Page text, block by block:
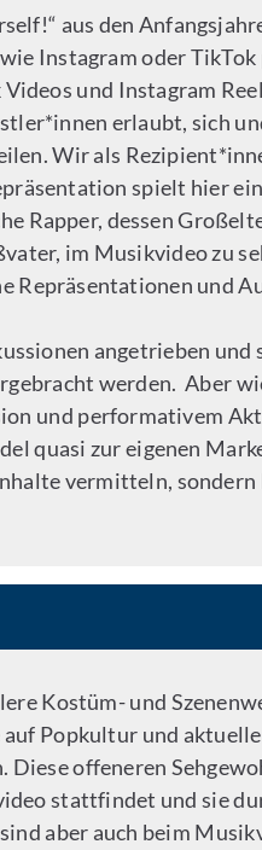
aus den
Instagram oder
und Instagram
erlaubt, sich
Wir als
spielt hier
Rapper, dessen
im Musikvideo zu
Repräsentationen und
angetrieben und
werden. Aber
und performativem
quasi zur eigenen
vermitteln, sondern
Kostüm- und
Popkultur und
offeneren
stattfindet und sie
aber auch beim